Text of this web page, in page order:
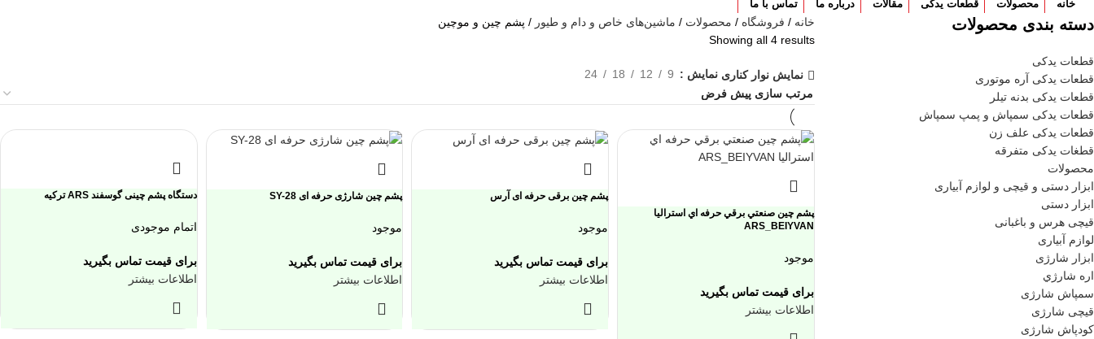
خانه محصولات قطعات یدکی مقالات درباره ما تماس با ما
دسته بندی محصولات
قطعات یدکی
قطعات یدکی آره موتوری
قطعات یدکی بدنه تیلر
قطعات یدکی سمپاش و پمپ سمپاش
قطعات یدکی علف زن
قطغات یدکی متفرقه
محصولات
ابزار دستی و قیچی و لوازم آبیاری
ابزار دستی
قیچی هرس و باغبانی
لوازم آبیاری
ابزار شارژی
اره شارژي
سمپاش شارژی
قیچی شارژی
کودپاش شارژی
خانه فروشگاه محصولات ماشین‌های خاص و دام و طیور پشم چین و موچین
Showing all 4 results
نمایش نوار کناری نمایش 9
12
18
24
پشم چين صنعتي برقي حرفه اي استراليا
ARS_BEIYVAN
موجود
برای قیمت تماس بگیرید
اطلاعات بیشتر
پشم چین برقی حرفه ای آرس
موجود
برای قیمت تماس بگیرید
اطلاعات بیشتر
پشم چین شارژی حرفه ای SY-28
موجود
برای قیمت تماس بگیرید
اطلاعات بیشتر
دستگاه پشم چینی گوسفند ARS ترکیه
اتمام موجودی
برای قیمت تماس بگیرید
اطلاعات بیشتر